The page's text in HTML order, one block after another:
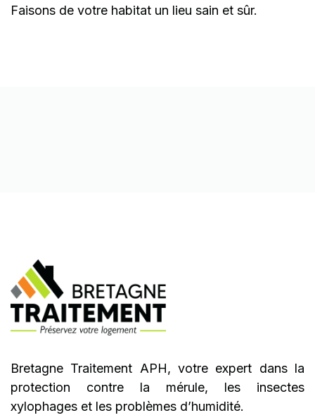
Faisons de votre habitat un lieu sain et sûr.
Bretagne Traitement APH, votre expert dans la
protection contre la mérule, les insectes
xylophages et les problèmes d’humidité.